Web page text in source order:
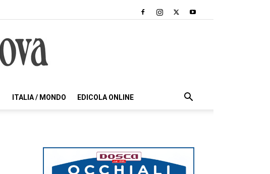
ITALIA / MONDO EDICOLA ONLINE